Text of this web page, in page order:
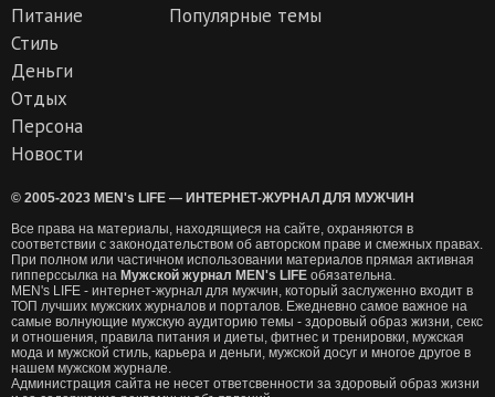
Питание
Стиль
Деньги
Отдых
Персона
Новости
Популярные темы
© 2005-2023 MEN's LIFE — ИНТЕРНЕТ-ЖУРНАЛ ДЛЯ МУЖЧИН
Все права на материалы, находящиеся на сайте, охраняются в
соответствии с законодательством об авторском праве и смежных правах.
При полном или частичном использовании материалов прямая активная
гипперссылка на Мужской журнал MEN's LIFE обязательна.
MEN's LIFE - интернет-журнал для мужчин, который заслуженно входит в
ТОП лучших мужских журналов и порталов. Ежедневно самое важное на
самые волнующие мужскую аудиторию темы - здоровый образ жизни, секс
и отношения, правила питания и диеты, фитнес и тренировки, мужская
мода и мужской стиль, карьера и деньги, мужской досуг и многое другое в
нашем мужском журнале.
Администрация сайта не несет ответсвенности за здоровый образ жизни